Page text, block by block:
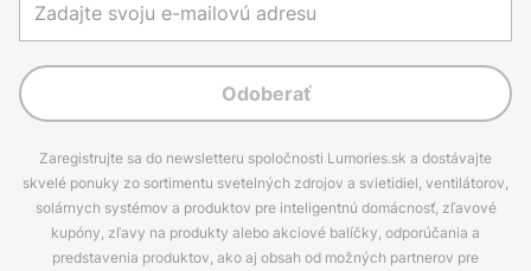
Odoberať
Zaregistrujte sa do newsletteru spoločnosti Lumories.sk a dostávajte
skvelé ponuky zo sortimentu svetelných zdrojov a svietidiel, ventilátorov,
solárnych systémov a produktov pre inteligentnú domácnosť, zľavové
kupóny, zľavy na produkty alebo akciové balíčky, odporúčania a
predstavenia produktov, ako aj obsah od možných partnerov pre